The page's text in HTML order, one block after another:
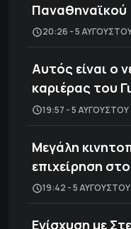
Παναθηναϊκού
20:26 - 5
Αυτός είναι ο
καριέρας του
19:57 - 5 ΑΥΓΟΎΣΤΟΥ
Μεγάλη
επιχείρηση
19:42 - 5 ΑΥΓΟΎΣΤΟΥ
Ενίσχυση με